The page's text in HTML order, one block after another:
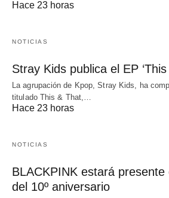
Hace 23 horas
NOTICIAS
Stray Kids publica el EP ‘This
La agrupación de Kpop, Stray Kids, ha
titulado This & That,…
Hace 23 horas
NOTICIAS
BLACKPINK estará
del 10º aniversario